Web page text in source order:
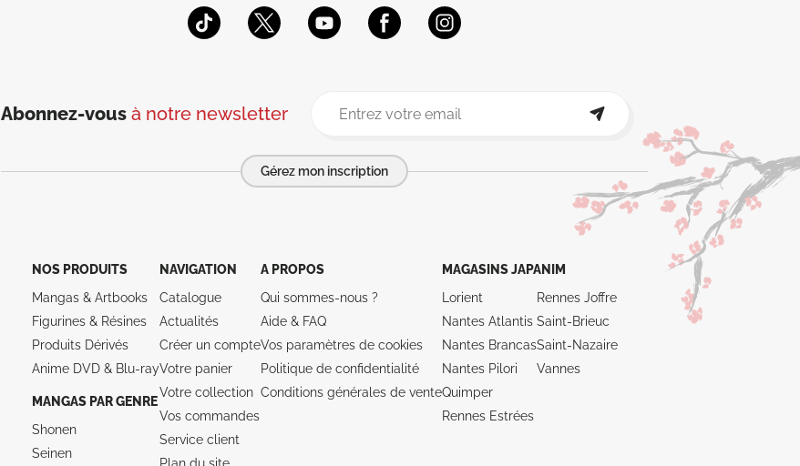
Abonnez-vous à notre newsletter
Gérez mon inscription
NOS PRODUITS
Mangas & Artbooks
Figurines & Résines
Produits Dérivés
Anime DVD & Blu‑ray
MANGAS PAR GENRE
Shonen
Seinen
NAVIGATION
Catalogue
Actualités
Créer un compte
Votre panier
Votre collection
Vos commandes
Service client
A PROPOS
Qui sommes-nous ?
Aide & FAQ
Vos paramètres de cookies
Politique de confidentialité
Conditions générales de vente
MAGASINS JAPANIM
Lorient
Nantes Atlantis
Nantes Brancas
Nantes Pilori
Quimper
Rennes Estrées
Rennes Joffre
Saint-Brieuc
Saint-Nazaire
Vannes